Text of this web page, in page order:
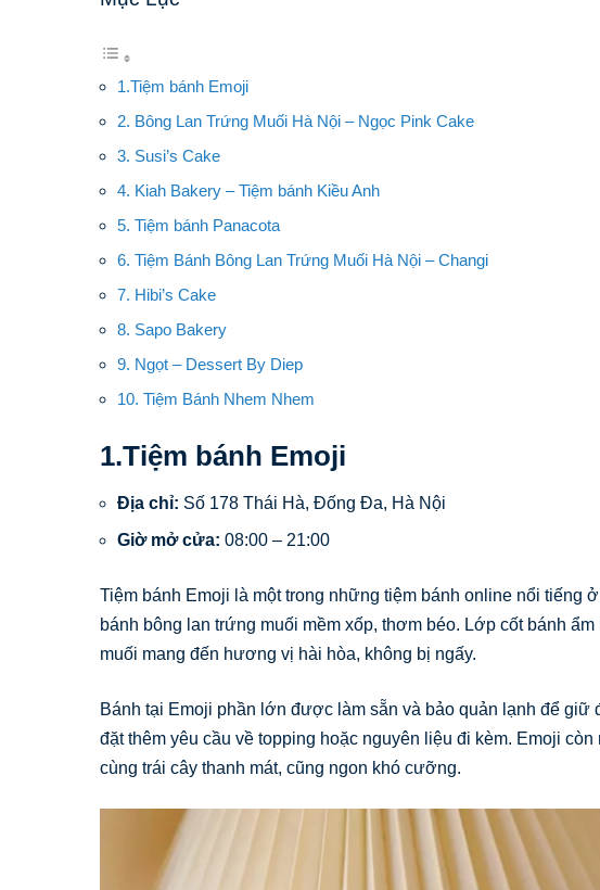
1.Tiệm bánh Emoji
2. Bông Lan Trứng Muối Hà Nội – Ngọc Pink Cake
3. Susi’s Cake
4. Kiah Bakery – Tiệm bánh Kiều Anh
5. Tiệm bánh Panacota
6. Tiệm Bánh Bông Lan Trứng Muối Hà Nội – Changi
7. Hibi’s Cake
8. Sapo Bakery
9. Ngọt – Dessert By Diep
10. Tiệm Bánh Nhem Nhem
1.Tiệm bánh Emoji
Địa chỉ: Số 178 Thái Hà, Đống Đa, Hà Nội
Giờ mở cửa: 08:00 – 21:00
Tiệm bánh Emoji là một trong những tiệm bánh online nổi tiếng
bánh bông lan trứng muối mềm xốp, thơm béo. Lớp cốt bánh
muối mang đến hương vị hài hòa, không bị ngấy.
Bánh tại Emoji phần lớn được làm sẵn và bảo quản lạnh để giữ
đặt thêm yêu cầu về topping hoặc nguyên liệu đi kèm. Emoji
cùng trái cây thanh mát, cũng ngon khó cưỡng.